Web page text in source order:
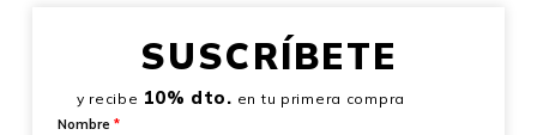
SUSCRÍBETE
y recibe 10% dto. en tu primera compra
Nombre *